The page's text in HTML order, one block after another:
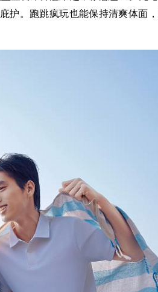
护。跑跳疯玩也能保持清爽体面